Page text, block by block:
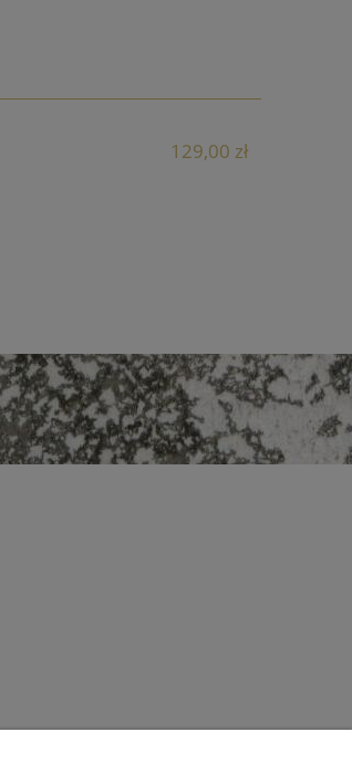
129,00 zł